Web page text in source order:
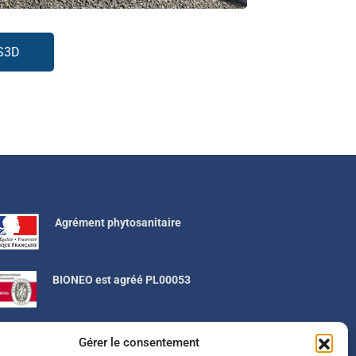
Gérer le consentement
Agrément phytosanitaire
BIONEO est agréé PL00053
BIONEO est adhérent à PROSANE